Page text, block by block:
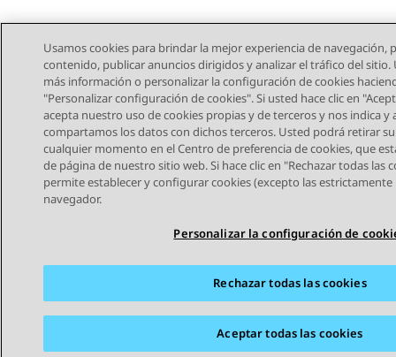
STAY CONNECTED
Mapa del sitio Condiciones de Uso Privacidad
Política
Accesibilidad
Usamos cookies para brindar la mejor experiencia de navegación,
contenido, publicar anuncios dirigidos y analizar el tráfico del
más información o personalizar la configuración de cookies
"Personalizar configuración de cookies". Si usted hace clic en
acepta nuestro uso de cookies propias y de terceros y nos indica y
compartamos los datos con dichos terceros. Usted podrá retirar
cualquier momento en el Centro de preferencia de cookies, que
de página de nuestro sitio web. Si hace clic en "Rechazar todas las
permite establecer y configurar cookies (excepto las estrictamente
navegador.
Personalizar la configuración de
Rechazar todas las cookies
Aceptar todas las cookies